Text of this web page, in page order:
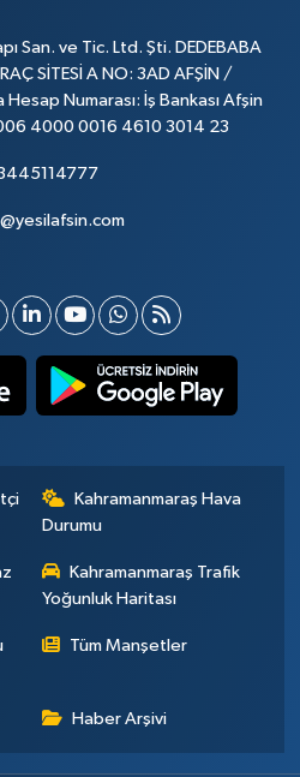
San. ve Tic. Ltd. Şti. DEDEBABA
SİTESİ A NO: 3AD AFŞİN /
Numarası: İş Bankası Afşin
4000 0016 4610 3014 23
Kahramanmaraş Hava
Durumu
Kahramanmaraş Trafik
Yoğunluk Haritası
Tüm Manşetler
Haber Arşivi